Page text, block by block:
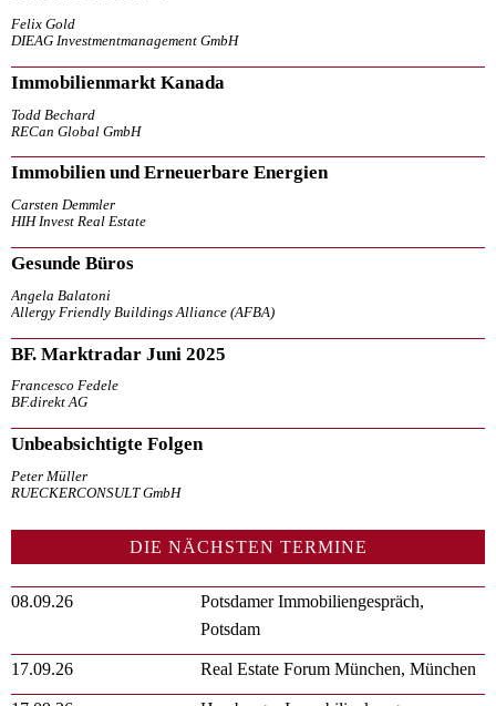
Felix Gold
DIEAG Investmentmanagement GmbH
Immobilienmarkt Kanada
Todd Bechard
RECan Global GmbH
Immobilien und Erneuerbare Energien
Carsten Demmler
HIH Invest Real Estate
Gesunde Büros
Angela Balatoni
Allergy Friendly Buildings Alliance (AFBA)
BF. Marktradar Juni 2025
Francesco Fedele
BF.direkt AG
Unbeabsichtigte Folgen
Peter Müller
RUECKERCONSULT GmbH
DIE NÄCHSTEN TERMINE
08.09.26
Potsdamer Immobiliengespräch,
Potsdam
17.09.26 Real Estate Forum München, München